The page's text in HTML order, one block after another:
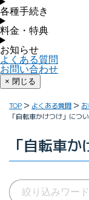
各種手続き
料金・特典
お知らせ
よくある質問
お問い合わせ
× 閉じる
TOP よくある質問
「自転車かけつけ」につ
「自転車